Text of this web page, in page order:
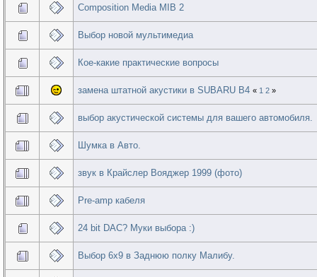
Composition Media MIB 2
Выбор новой мультимедиа
Кое-какие практические вопросы
замена штатной акустики в SUBARU B4« 1 2 »
выбор акустической системы для вашего автомобиля.
Шумка в Авто.
звук в Крайслер Вояджер 1999 (фото)
Pre-amp кабеля
24 bit DAC? Муки выбора :)
Выбор 6х9 в Заднюю полку Малибу.